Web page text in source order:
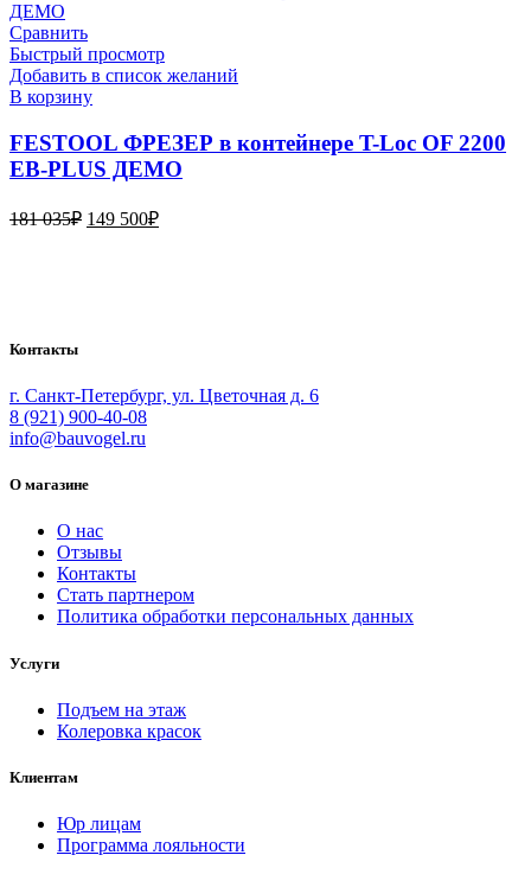
4
555₽.
Сравнить
Быстрый просмотр
Добавить в список желаний
В корзину
FESTOOL ФРЕЗЕР в контейнере T-Loc OF 2200
EB-PLUS ДЕМО
181 035₽ Первоначальная
149 500₽Текущая
Контакты
г. Санкт-Петербург, ул. Цветочная д. 6
8 (921) 900-40-08
info@bauvogel.ru
О магазине
О нас
Отзывы
Контакты
Стать партнером
Политика обработки персональных данных
Услуги
Подъем на этаж
Колеровка красок
Клиентам
Юр лицам
Программа лояльности